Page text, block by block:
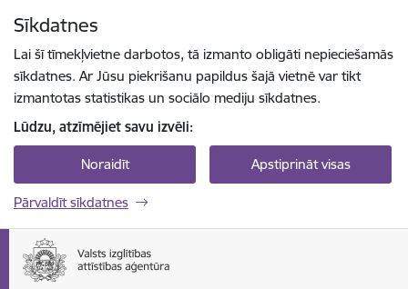
Sīkdatnes
Lai šī tīmekļvietne darbotos, tā izmanto obligāti nepieciešamās
sīkdatnes. Ar Jūsu piekrišanu papildus šajā vietnē var tikt
izmantotas statistikas un sociālo mediju sīkdatnes.
Lūdzu, atzīmējiet savu izvēli:
Noraidīt Apstiprināt visas
Pārvaldīt sīkdatnes